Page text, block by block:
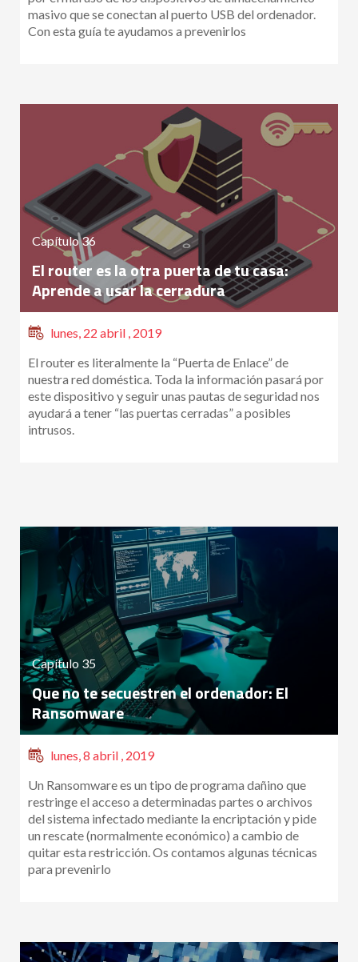
masivo que se conectan al puerto USB del ordenador.
Con esta guía te ayudamos a prevenirlos
Capítulo 36
El router es la otra puerta de tu casa:
Aprende a usar la cerradura
lunes, 22 abril , 2019
El router es literalmente la “Puerta de Enlace” de
nuestra red doméstica. Toda la información pasará por
este dispositivo y seguir unas pautas de seguridad nos
ayudará a tener “las puertas cerradas” a posibles
intrusos.
Capítulo 35
Que no te secuestren el ordenador: El
Ransomware
lunes, 8 abril , 2019
Un Ransomware es un tipo de programa dañino que
restringe el acceso a determinadas partes o archivos
del sistema infectado mediante la encriptación y pide
un rescate (normalmente económico) a cambio de
quitar esta restricción. Os contamos algunas técnicas
para prevenirlo